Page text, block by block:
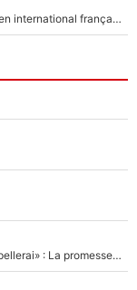
Proche de rejoindre Bruno Genesio à l'OM, un ancien international français va finalement débarquer... sur RMC !
Mercato - OM - «Dès que je prends un club, je t’appellerai» : La promesse de Marcelino au moment de claquer la porte